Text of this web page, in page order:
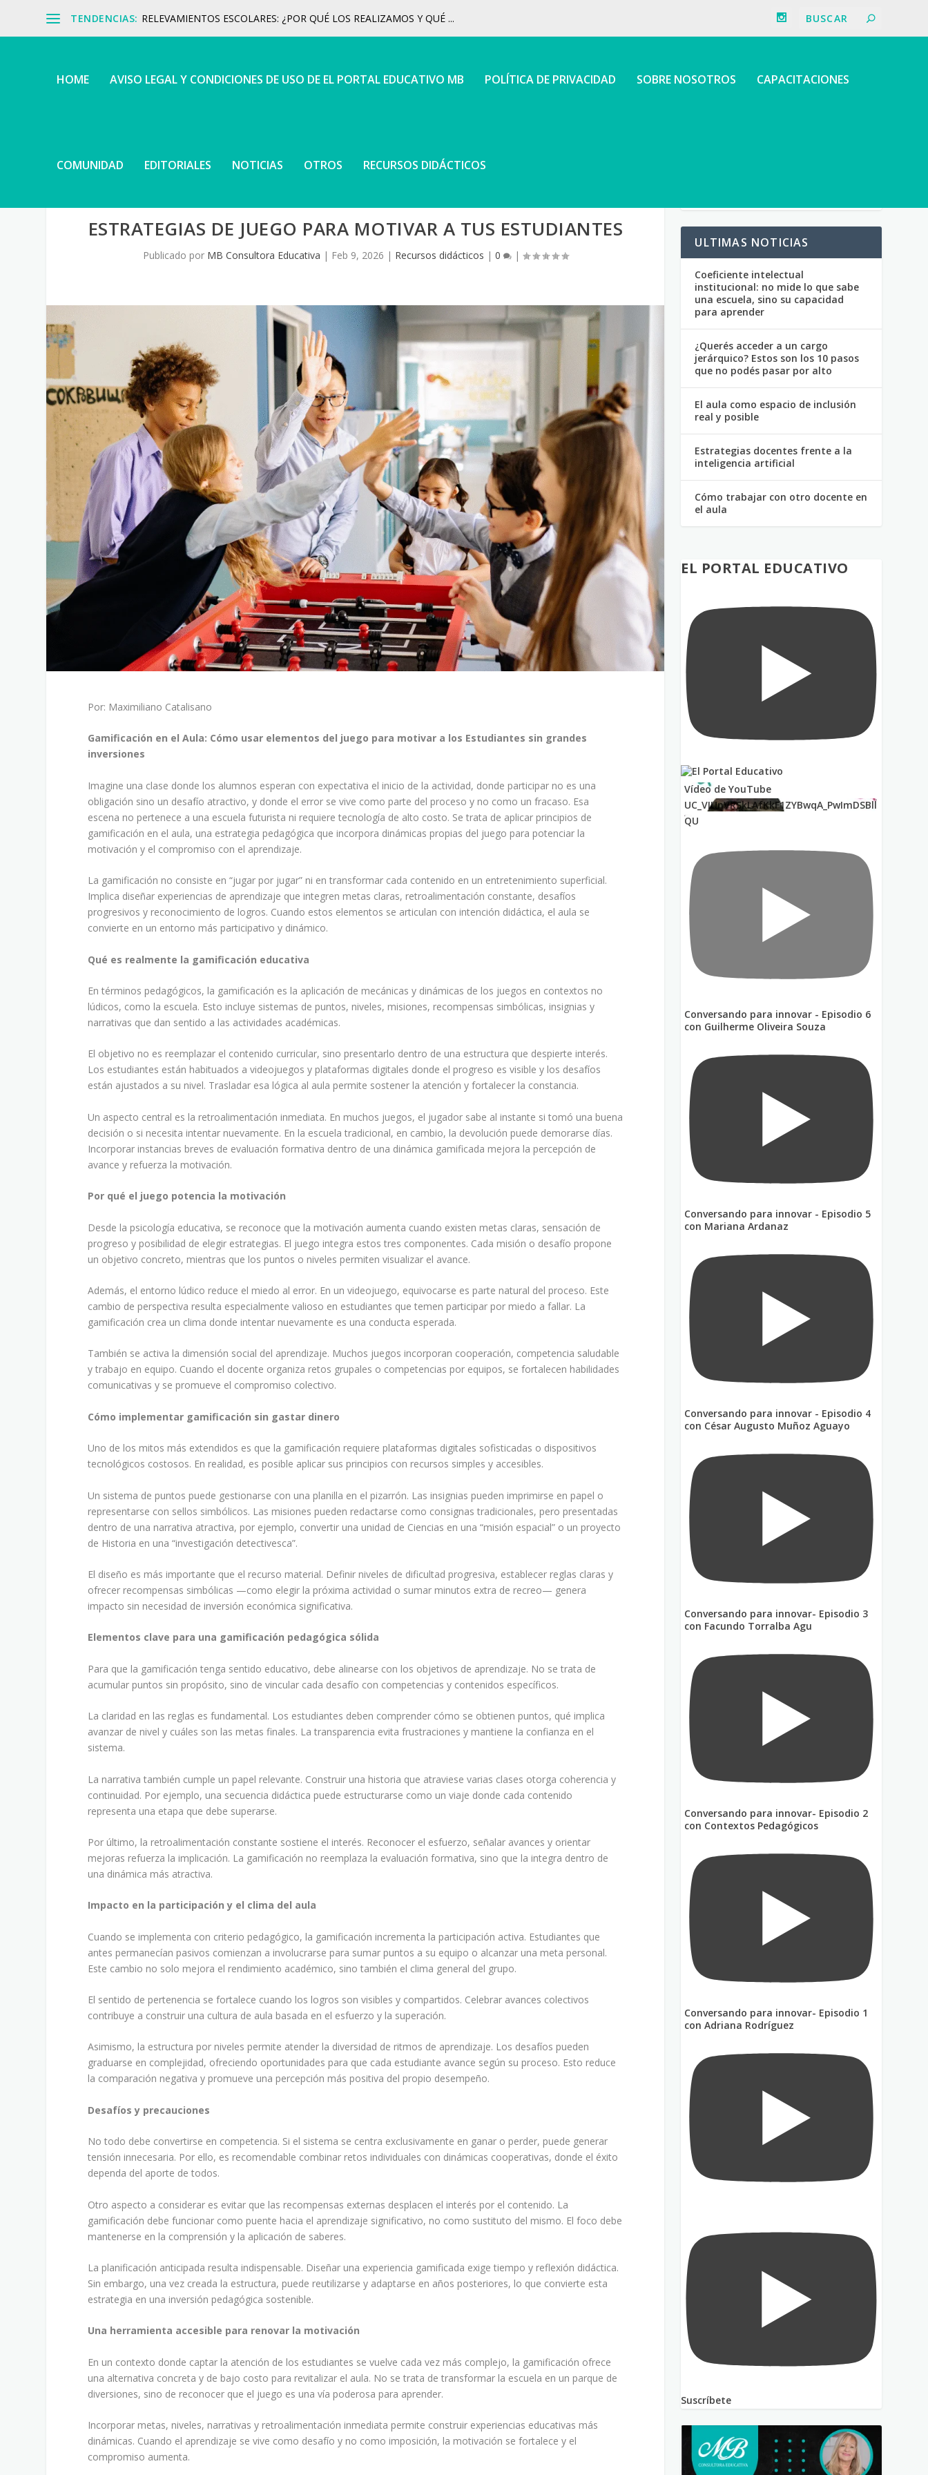
TENDENCIAS: RELEVAMIENTOS ESCOLARES: ¿POR QUÉ LOS REALIZAMOS Y QUÉ ...
HOME AVISO LEGAL Y CONDICIONES DE USO DE EL PORTAL EDUCATIVO MB POLÍTICA DE PRIVACIDAD SOBRE NOSOTROS CAPACITACIONES
COMUNIDAD EDITORIALES NOTICIAS OTROS RECURSOS DIDÁCTICOS
ESTRATEGIAS DE JUEGO PARA MOTIVAR A TUS ESTUDIANTES
Publicado por MB Consultora Educativa | Feb 9, 2026 | Recursos didácticos | 0 |
Por: Maximiliano Catalisano
Gamificación en el Aula: Cómo usar elementos del juego para motivar a los Estudiantes sin grandes
inversiones
Imagine una clase donde los alumnos esperan con expectativa el inicio de la actividad, donde participar no es una
obligación sino un desafío atractivo, y donde el error se vive como parte del proceso y no como un fracaso. Esa
escena no pertenece a una escuela futurista ni requiere tecnología de alto costo. Se trata de aplicar principios de
gamificación en el aula, una estrategia pedagógica que incorpora dinámicas propias del juego para potenciar la
motivación y el compromiso con el aprendizaje.
La gamificación no consiste en “jugar por jugar” ni en transformar cada contenido en un entretenimiento superficial.
Implica diseñar experiencias de aprendizaje que integren metas claras, retroalimentación constante, desafíos
progresivos y reconocimiento de logros. Cuando estos elementos se articulan con intención didáctica, el aula se
convierte en un entorno más participativo y dinámico.
Qué es realmente la gamificación educativa
En términos pedagógicos, la gamificación es la aplicación de mecánicas y dinámicas de los juegos en contextos no
lúdicos, como la escuela. Esto incluye sistemas de puntos, niveles, misiones, recompensas simbólicas, insignias y
narrativas que dan sentido a las actividades académicas.
El objetivo no es reemplazar el contenido curricular, sino presentarlo dentro de una estructura que despierte interés.
Los estudiantes están habituados a videojuegos y plataformas digitales donde el progreso es visible y los desafíos
están ajustados a su nivel. Trasladar esa lógica al aula permite sostener la atención y fortalecer la constancia.
Un aspecto central es la retroalimentación inmediata. En muchos juegos, el jugador sabe al instante si tomó una buena
decisión o si necesita intentar nuevamente. En la escuela tradicional, en cambio, la devolución puede demorarse días.
Incorporar instancias breves de evaluación formativa dentro de una dinámica gamificada mejora la percepción de
avance y refuerza la motivación.
Por qué el juego potencia la motivación
Desde la psicología educativa, se reconoce que la motivación aumenta cuando existen metas claras, sensación de
progreso y posibilidad de elegir estrategias. El juego integra estos tres componentes. Cada misión o desafío propone
un objetivo concreto, mientras que los puntos o niveles permiten visualizar el avance.
Además, el entorno lúdico reduce el miedo al error. En un videojuego, equivocarse es parte natural del proceso. Este
cambio de perspectiva resulta especialmente valioso en estudiantes que temen participar por miedo a fallar. La
gamificación crea un clima donde intentar nuevamente es una conducta esperada.
También se activa la dimensión social del aprendizaje. Muchos juegos incorporan cooperación, competencia saludable
y trabajo en equipo. Cuando el docente organiza retos grupales o competencias por equipos, se fortalecen habilidades
comunicativas y se promueve el compromiso colectivo.
Cómo implementar gamificación sin gastar dinero
Uno de los mitos más extendidos es que la gamificación requiere plataformas digitales sofisticadas o dispositivos
tecnológicos costosos. En realidad, es posible aplicar sus principios con recursos simples y accesibles.
Un sistema de puntos puede gestionarse con una planilla en el pizarrón. Las insignias pueden imprimirse en papel o
representarse con sellos simbólicos. Las misiones pueden redactarse como consignas tradicionales, pero presentadas
dentro de una narrativa atractiva, por ejemplo, convertir una unidad de Ciencias en una “misión espacial” o un proyecto
de Historia en una “investigación detectivesca”.
El diseño es más importante que el recurso material. Definir niveles de dificultad progresiva, establecer reglas claras y
ofrecer recompensas simbólicas —como elegir la próxima actividad o sumar minutos extra de recreo— genera
impacto sin necesidad de inversión económica significativa.
Elementos clave para una gamificación pedagógica sólida
Para que la gamificación tenga sentido educativo, debe alinearse con los objetivos de aprendizaje. No se trata de
acumular puntos sin propósito, sino de vincular cada desafío con competencias y contenidos específicos.
La claridad en las reglas es fundamental. Los estudiantes deben comprender cómo se obtienen puntos, qué implica
avanzar de nivel y cuáles son las metas finales. La transparencia evita frustraciones y mantiene la confianza en el
sistema.
La narrativa también cumple un papel relevante. Construir una historia que atraviese varias clases otorga coherencia y
continuidad. Por ejemplo, una secuencia didáctica puede estructurarse como un viaje donde cada contenido
representa una etapa que debe superarse.
Por último, la retroalimentación constante sostiene el interés. Reconocer el esfuerzo, señalar avances y orientar
mejoras refuerza la implicación. La gamificación no reemplaza la evaluación formativa, sino que la integra dentro de
una dinámica más atractiva.
Impacto en la participación y el clima del aula
Cuando se implementa con criterio pedagógico, la gamificación incrementa la participación activa. Estudiantes que
antes permanecían pasivos comienzan a involucrarse para sumar puntos a su equipo o alcanzar una meta personal.
Este cambio no solo mejora el rendimiento académico, sino también el clima general del grupo.
El sentido de pertenencia se fortalece cuando los logros son visibles y compartidos. Celebrar avances colectivos
contribuye a construir una cultura de aula basada en el esfuerzo y la superación.
Asimismo, la estructura por niveles permite atender la diversidad de ritmos de aprendizaje. Los desafíos pueden
graduarse en complejidad, ofreciendo oportunidades para que cada estudiante avance según su proceso. Esto reduce
la comparación negativa y promueve una percepción más positiva del propio desempeño.
Desafíos y precauciones
No todo debe convertirse en competencia. Si el sistema se centra exclusivamente en ganar o perder, puede generar
tensión innecesaria. Por ello, es recomendable combinar retos individuales con dinámicas cooperativas, donde el éxito
dependa del aporte de todos.
Otro aspecto a considerar es evitar que las recompensas externas desplacen el interés por el contenido. La
gamificación debe funcionar como puente hacia el aprendizaje significativo, no como sustituto del mismo. El foco debe
mantenerse en la comprensión y la aplicación de saberes.
La planificación anticipada resulta indispensable. Diseñar una experiencia gamificada exige tiempo y reflexión didáctica.
Sin embargo, una vez creada la estructura, puede reutilizarse y adaptarse en años posteriores, lo que convierte esta
estrategia en una inversión pedagógica sostenible.
Una herramienta accesible para renovar la motivación
En un contexto donde captar la atención de los estudiantes se vuelve cada vez más complejo, la gamificación ofrece
una alternativa concreta y de bajo costo para revitalizar el aula. No se trata de transformar la escuela en un parque de
diversiones, sino de reconocer que el juego es una vía poderosa para aprender.
Incorporar metas, niveles, narrativas y retroalimentación inmediata permite construir experiencias educativas más
dinámicas. Cuando el aprendizaje se vive como desafío y no como imposición, la motivación se fortalece y el
compromiso aumenta.
ULTIMAS NOTICIAS
Coeficiente intelectual
institucional: no mide lo que sabe
una escuela, sino su capacidad
para aprender
¿Querés acceder a un cargo
jerárquico? Estos son los 10 pasos
que no podés pasar por alto
El aula como espacio de inclusión
real y posible
Estrategias docentes frente a la
inteligencia artificial
Cómo trabajar con otro docente en
el aula
EL PORTAL EDUCATIVO
Vídeo de YouTube
UC_VIUnVRSkLAfKkF1ZYBwqA_PwImDSBll
QU
Conversando para innovar - Episodio 6
con Guilherme Oliveira Souza
Conversando para innovar - Episodio 5
con Mariana Ardanaz
Conversando para innovar - Episodio 4
con César Augusto Muñoz Aguayo
Conversando para innovar- Episodio 3
con Facundo Torralba Agu
Conversando para innovar- Episodio 2
con Contextos Pedagógicos
Conversando para innovar- Episodio 1
con Adriana Rodríguez
Suscríbete